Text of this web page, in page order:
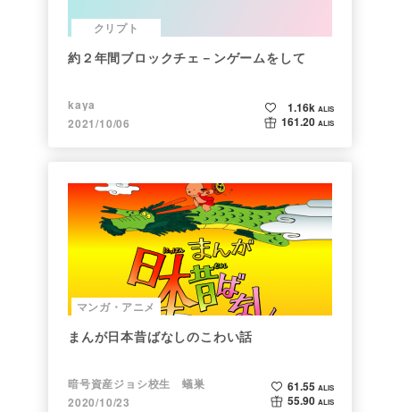
クリプト
約２年間ブロックチェ－ンゲームをして
kaya
2021/10/06
1.16k ALIS
161.20 ALIS
マンガ・アニメ
まんが日本昔ばなしのこわい話
暗号資産ジョシ校生 蟻巣
2020/10/23
61.55 ALIS
55.90 ALIS